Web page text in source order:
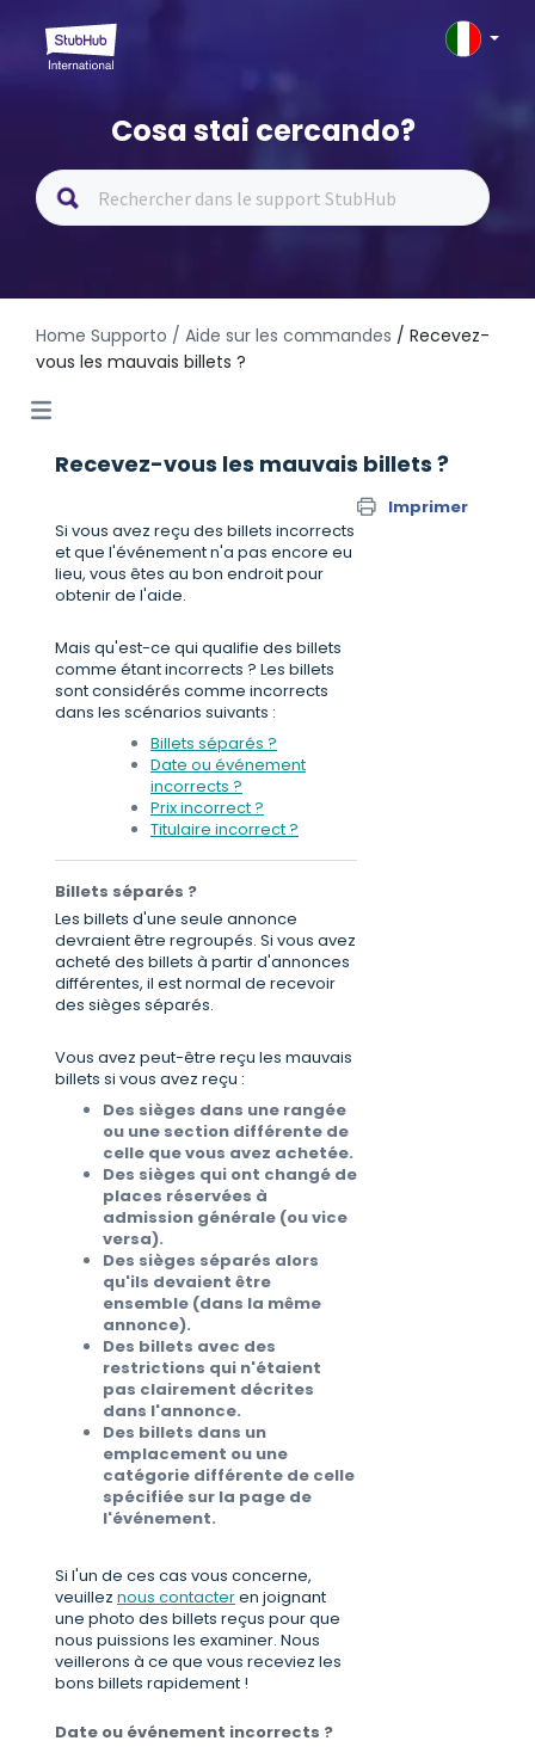
Cosa stai cercando?
Home Supporto / Aide sur les commandes / Recevez-
vous les mauvais billets ?
Recevez-vous les mauvais billets ?
Imprimer
Si vous avez reçu des billets incorrects
et que l'événement n'a pas encore eu
lieu, vous êtes au bon endroit pour
obtenir de l'aide.
Mais qu'est-ce qui qualifie des billets
comme étant incorrects ? Les billets
sont considérés comme incorrects
dans les scénarios suivants :
Billets séparés ?
Date ou événement
incorrects ?
Prix incorrect ?
Titulaire incorrect ?
Billets séparés ?
Les billets d'une seule annonce
devraient être regroupés. Si vous avez
acheté des billets à partir d'annonces
différentes, il est normal de recevoir
des sièges séparés.
Vous avez peut-être reçu les mauvais
billets si vous avez reçu :
Des sièges dans une rangée
ou une section différente de
celle que vous avez achetée.
Des sièges qui ont changé de
places réservées à
admission générale (ou vice
versa).
Des sièges séparés alors
qu'ils devaient être
ensemble (dans la même
annonce).
Des billets avec des
restrictions qui n'étaient
pas clairement décrites
dans l'annonce.
Des billets dans un
emplacement ou une
catégorie différente de celle
spécifiée sur la page de
l'événement.
Si l'un de ces cas vous concerne,
veuillez nous contacteren joignant
une photo des billets reçus pour que
nous puissions les examiner. Nous
veillerons à ce que vous receviez les
bons billets rapidement !
Date ou événement incorrects ?